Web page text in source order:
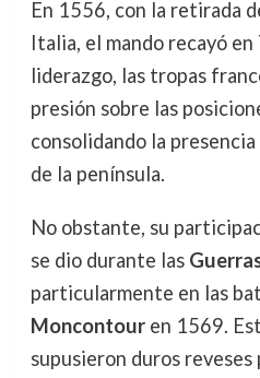
En 1556, con la retirada
Italia, el mando recayó en
liderazgo, las tropas
presión sobre las
consolidando la
de la península.
No obstante, su
se dio durante las
particularmente en las
Moncontouren 1569.
supusieron duros reveses